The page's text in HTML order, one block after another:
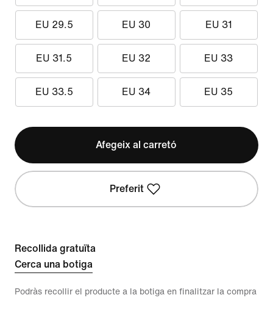
EU 29.5 EU 30 EU 31
EU 31.5 EU 32 EU 33
EU 33.5 EU 34 EU 35
Afegeix al carretó
Preferit
Recollida gratuïta
Cerca una botiga
Podràs recollir el producte a la botiga en finalitzar la compra